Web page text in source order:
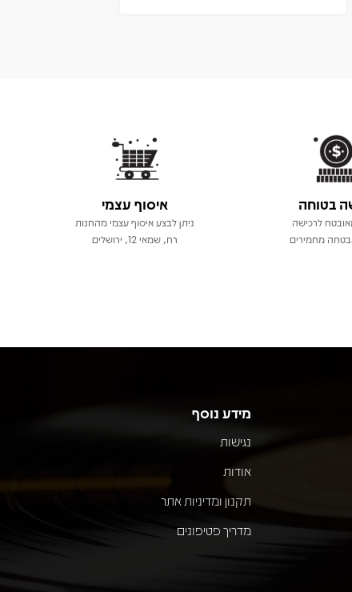
בטוחה
לרכישה
מחמירים
איסוף עצמי
ניתן לבצע איסוף עצמי מהחנות
רח, שמאי 12, ירושלים
מידע נוסף
נגישות
אודות
תקנון ומדיניות אתר
מדריך פטיפונים